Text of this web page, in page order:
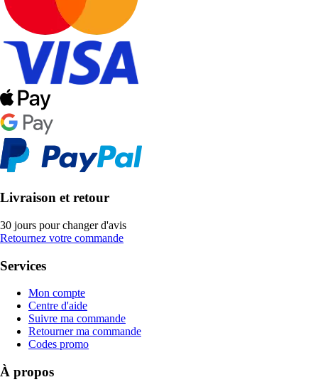
Livraison et retour
30 jours pour changer d'avis
Retournez votre commande
Services
Mon compte
Centre d'aide
Suivre ma commande
Retourner ma commande
Codes promo
À propos